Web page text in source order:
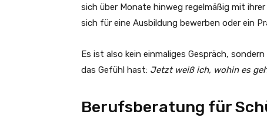
sich über Monate hinweg regelmäßig mit
sich für eine Ausbildung bewerben oder ein
Es ist also kein einmaliges Gespräch, sondern
das Gefühl hast: Jetzt weiß ich, wohin es
Berufsberatung für